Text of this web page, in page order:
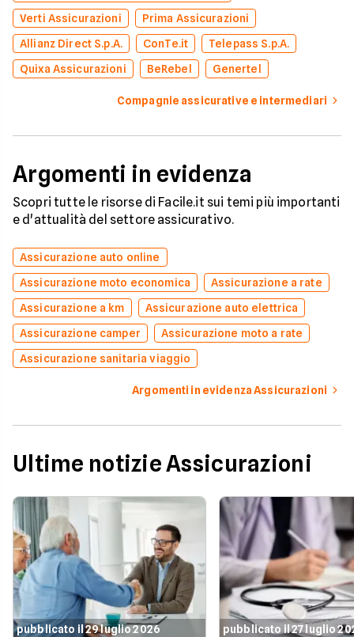
Verti Assicurazioni
Prima Assicurazioni
Allianz Direct S.p.A.
ConTe.it
Telepass S.p.A.
Quixa Assicurazioni
BeRebel Genertel
Compagnie assicurative e intermediari
Argomenti in evidenza
Scopri tutte le risorse di Facile.it sui temi più importanti
e d'attualità del settore assicurativo.
Assicurazione auto online
Assicurazione moto economica
Assicurazione a rate
Assicurazione a km
Assicurazione auto elettrica
Assicurazione camper
Assicurazione moto a rate
Assicurazione sanitaria viaggio
Argomenti in evidenza Assicurazioni
Ultime notizie Assicurazioni
pubblicato il 29 luglio 2026 pubblicato il 27 luglio